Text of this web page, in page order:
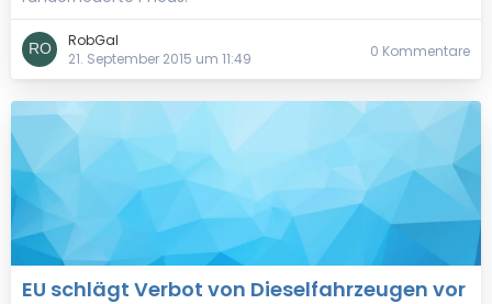
RobGal
21. September 2015 um 11:49
0 Kommentare
EU schlägt Verbot von Dieselfahrzeugen vor